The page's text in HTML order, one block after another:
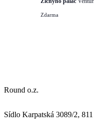
Zdarma
Round o.z.
Sídlo Karpatská 3089/2,